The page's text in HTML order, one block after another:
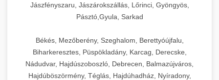
Jászfényszaru, Jászárokszállás, Lőrinci, Gyöngyös,
Pásztó,Gyula, Sarkad
Békés, Mezőberény, Szeghalom, Berettyóújfalu,
Biharkeresztes, Püspökladány, Karcag, Derecske,
Nádudvar, Hajdúszoboszló, Debrecen, Balmazújváros,
Hajdúböszörmény, Téglás, Hajdúhadház, Nyíradony,